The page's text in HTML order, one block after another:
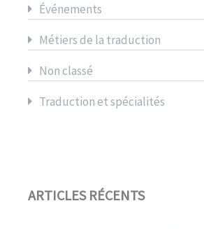
Événements
Métiers de la traduction
Non classé
Traduction et spécialités
ARTICLES RÉCENTS